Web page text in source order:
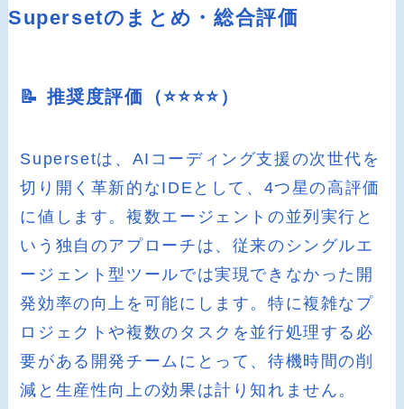
Supersetのまとめ・総合評価
📝 推奨度評価（⭐️⭐️⭐️⭐️）
Supersetは、AIコーディング支援の次世代を
切り開く革新的なIDEとして、4つ星の高評価
に値します。複数エージェントの並列実行と
いう独自のアプローチは、従来のシングルエ
ージェント型ツールでは実現できなかった開
発効率の向上を可能にします。特に複雑なプ
ロジェクトや複数のタスクを並行処理する必
要がある開発チームにとって、待機時間の削
減と生産性向上の効果は計り知れません。